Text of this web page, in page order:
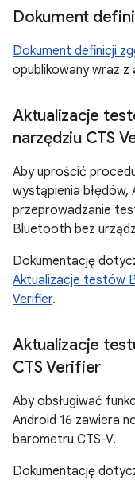
Dokument
Dokument definicji
opublikowany wraz z
Aktualizacje
narzędziu CTS
Aby uprościć
wystąpienia błędów,
przeprowadzanie
Bluetooth bez
Dokumentację
Aktualizacje testów
Verifier.
Aktualizacje
CTS Verifier
Aby obsługiwać
Android 16 zawiera
barometru CTS-V.
Dokumentację